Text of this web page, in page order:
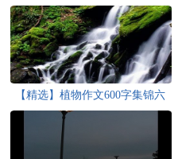
【精选】植物作文600字集锦六